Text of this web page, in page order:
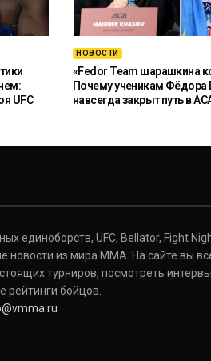
UFC
НОВОСТИ
«Fedor Team шарашкина
Почему ученикам Фёдора
навсегда закрыт путь в
единоборств, UFC, Bellator, Fight
новости из мира ММА. На сайте вы
турниров, посмотреть
бойцов.